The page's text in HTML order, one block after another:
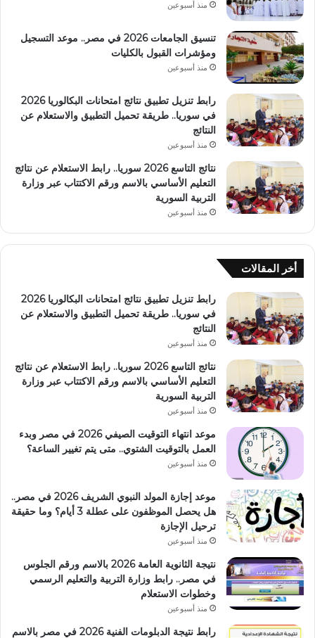
منذ أسبوعين
تنسيق الجامعات 2026 في مصر.. موعد التسجيل
ومؤشرات القبول بالكليات
منذ أسبوعين
رابط تنزيل تطبيق نتائج امتحانات البكالوريا 2026
في سوريا.. طريقة تحميل التطبيق والاستعلام عن
النتائج
منذ أسبوعين
نتائج التاسع 2026 سوريا.. رابط الاستعلام عن نتائج
التعليم الأساسي بالاسم ورقم الاكتتاب عبر وزارة
التربية السورية
منذ أسبوعين
أخر المقالات
رابط تنزيل تطبيق نتائج امتحانات البكالوريا 2026
في سوريا.. طريقة تحميل التطبيق والاستعلام عن
النتائج
منذ أسبوعين
نتائج التاسع 2026 سوريا.. رابط الاستعلام عن نتائج
التعليم الأساسي بالاسم ورقم الاكتتاب عبر وزارة
التربية السورية
منذ أسبوعين
موعد انتهاء التوقيت الصيفي 2026 في مصر وبدء
العمل بالتوقيت الشتوي.. متى يتم تغيير الساعة؟
منذ أسبوعين
موعد إجازة المولد النبوي الشريف 2026 في مصر..
هل يحصل الموظفون على عطلة 3 أيام؟ وما حقيقة
ترحيل الإجازة
منذ أسبوعين
نتيجة الثانوية العامة 2026 بالاسم ورقم الجلوس
في مصر.. رابط وزارة التربية والتعليم الرسمي
وخطوات الاستعلام
منذ أسبوعين
رابط نتيجة الدبلومات الفنية 2026 في مصر بالاسم